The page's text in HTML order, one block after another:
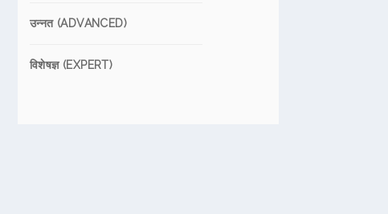
उन्नत (ADVANCED)
विशेषज्ञ (EXPERT)